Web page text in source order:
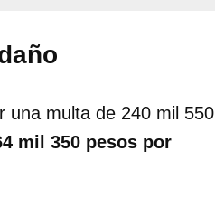
una multa de 240 mil 550
mil 350 pesos por